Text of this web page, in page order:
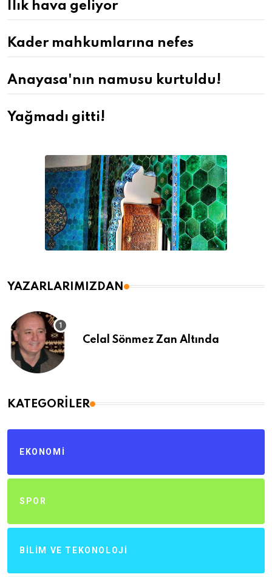
Ilık hava geliyor
Kader mahkumlarına nefes
Anayasa'nın namusu kurtuldu!
Yağmadı gitti!
YAZARLARIMIZDAN
Celal Sönmez Zan Altında
KATEGORILER
EKONOMI
SPOR
BILIM VE TEKONOLOJI